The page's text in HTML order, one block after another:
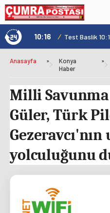
10:16 / Test Baslik
Anasayfa »
Konya
Haber
»
Milli Savunma
Güler, Türk
Gezeravcı'nın
yolculuğunu